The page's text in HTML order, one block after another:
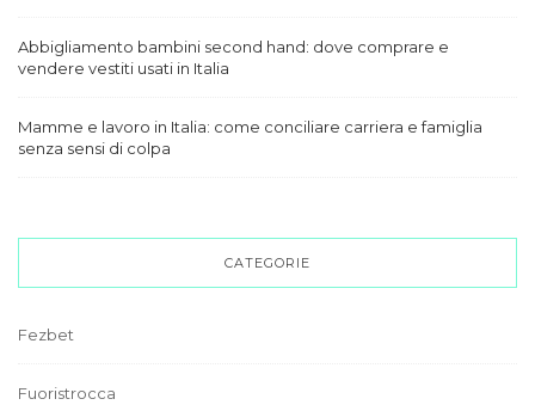
Abbigliamento bambini second hand: dove comprare e
vendere vestiti usati in Italia
Mamme e lavoro in Italia: come conciliare carriera e famiglia
senza sensi di colpa
CATEGORIE
Fezbet
Fuoristrocca